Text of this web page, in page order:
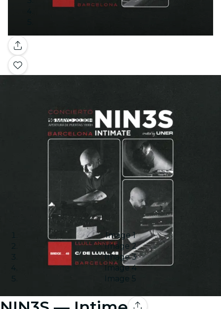
Galerie
Image 1
Image 2
Image 3
Image 4
Image 5